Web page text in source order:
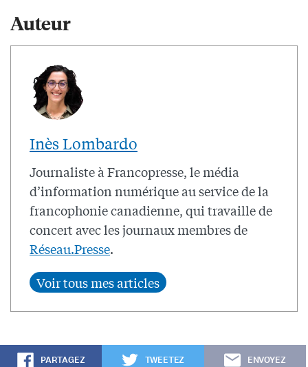
Auteur
Inès Lombardo
Journaliste à Francopresse, le média
d’information numérique au service de la
francophonie canadienne, qui travaille de
concert avec les journaux membres de
Réseau.Presse.
PARTAGEZ TWEETEZ ENVOYEZ